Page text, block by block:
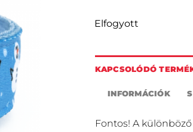
Elfogyott
KAPCSOLÓDÓ
INFORMÁCIÓK
Fontos! A